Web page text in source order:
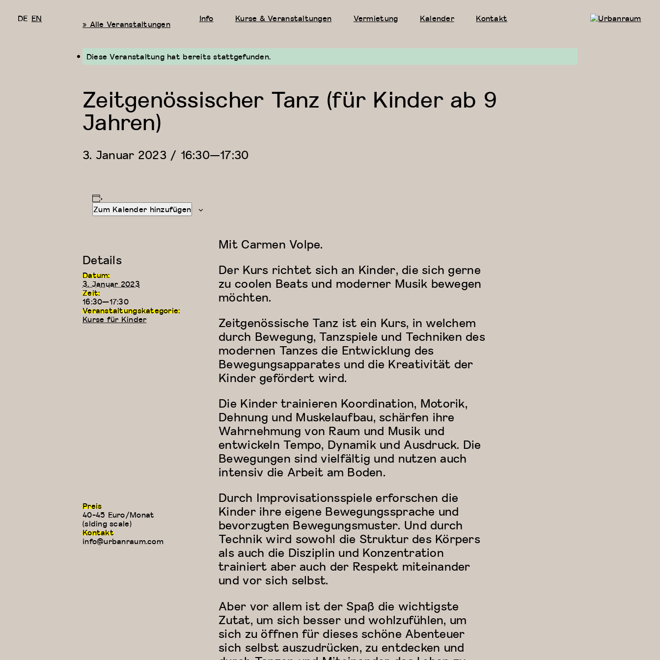
Info Kurse & Veranstaltungen Vermietung Kalender Kontakt
DE EN « Alle Veranstaltungen
Diese Veranstaltung hat bereits stattgefunden.
Zeitgenössischer Tanz (für Kinder ab 9
Jahren)
3. Januar 2023 / 16:30—17:30
Mit Carmen Volpe.
Der Kurs richtet sich an Kinder, die sich gerne
zu coolen Beats und moderner Musik bewegen
möchten.
Zeitgenössische Tanz ist ein Kurs, in welchem
durch Bewegung, Tanzspiele und Techniken des
modernen Tanzes die Entwicklung des
Bewegungsapparates und die Kreativität der
Kinder gefördert wird.
Die Kinder trainieren Koordination, Motorik,
Dehnung und Muskelaufbau, schärfen ihre
Wahrnehmung von Raum und Musik und
entwickeln Tempo, Dynamik und Ausdruck. Die
Bewegungen sind vielfältig und nutzen auch
intensiv die Arbeit am Boden.
Durch Improvisationsspiele erforschen die
Kinder ihre eigene Bewegungssprache und
bevorzugten Bewegungsmuster. Und durch
Technik wird sowohl die Struktur des Körpers
als auch die Disziplin und Konzentration
trainiert aber auch der Respekt miteinander
und vor sich selbst.
Aber vor allem ist der Spaß die wichtigste
Zutat, um sich besser und wohlzufühlen, um
sich zu öffnen für dieses schöne Abenteuer
sich selbst auszudrücken, zu entdecken und
Zum Kalender hinzufügen
Details
Datum:
3. Januar 2023
Zeit:
16:30—17:30
Veranstaltungskategorie:
Kurse für Kinder
Preis
40-45 Euro/Monat
(slding scale)
Kontakt
info@urbanraum.com